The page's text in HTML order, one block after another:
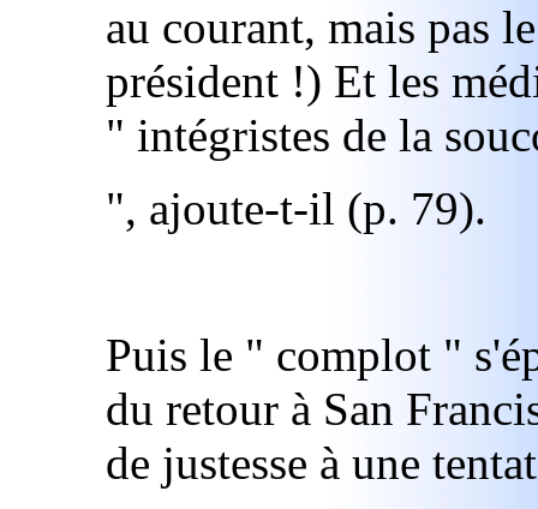
au courant, mais pas
président !) Et les
" intégristes de la
", ajoute-t-il (p. 79).
Puis le " complot "
du retour à San
de justesse à une